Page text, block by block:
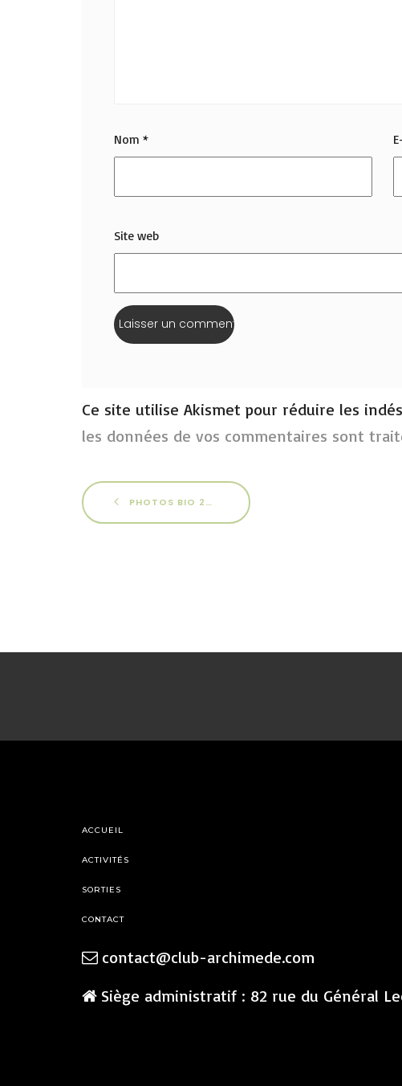
Nom *
Site web
Ce site utilise Akismet pour réduire les
les données de vos commentaires sont
PHOTOS BIO 2017
ACCUEIL
ACTIVITÉS
SORTIES
CONTACT
contact@club-archimede.com
Siège administratif : 82 rue du Général